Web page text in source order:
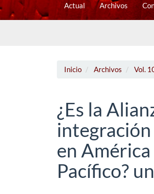
Actual Archivos
Inicio Archivos Vol.
¿Es la
en
Pacífico?